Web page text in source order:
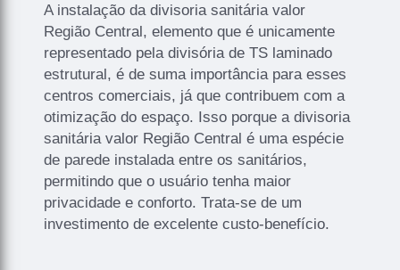
A instalação da divisoria sanitária valor
Região Central, elemento que é unicamente
representado pela divisória de TS laminado
estrutural, é de suma importância para esses
centros comerciais, já que contribuem com a
otimização do espaço. Isso porque a divisoria
sanitária valor Região Central é uma espécie
de parede instalada entre os sanitários,
permitindo que o usuário tenha maior
privacidade e conforto. Trata-se de um
investimento de excelente custo-benefício.